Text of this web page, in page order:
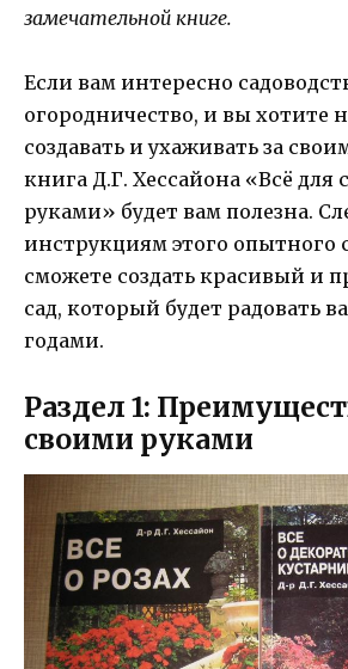
замечательной книге.
Если вам интересно
огородничество, и вы хотите
создавать и ухаживать за
книга Д.Г. Хессайона «Всё для
руками» будет вам полезна.
инструкциям этого опытного
сможете создать красивый и
сад, который будет радовать
годами.
Раздел 1:
своими руками